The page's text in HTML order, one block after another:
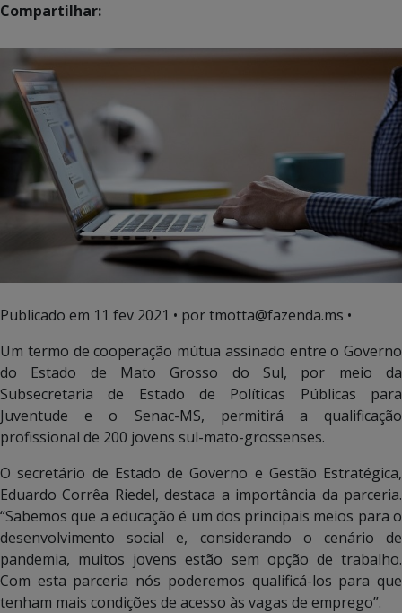
Compartilhar:
Publicado em 11 fev 2021 • por tmotta@fazenda.ms •
Um termo de cooperação mútua assinado entre o Governo
do Estado de Mato Grosso do Sul, por meio da
Subsecretaria de Estado de Políticas Públicas para
Juventude e o Senac-MS, permitirá a qualificação
profissional de 200 jovens sul-mato-grossenses.
O secretário de Estado de Governo e Gestão Estratégica,
Eduardo Corrêa Riedel, destaca a importância da parceria.
“Sabemos que a educação é um dos principais meios para o
desenvolvimento social e, considerando o cenário de
pandemia, muitos jovens estão sem opção de trabalho.
Com esta parceria nós poderemos qualificá-los para que
tenham mais condições de acesso às vagas de emprego”.